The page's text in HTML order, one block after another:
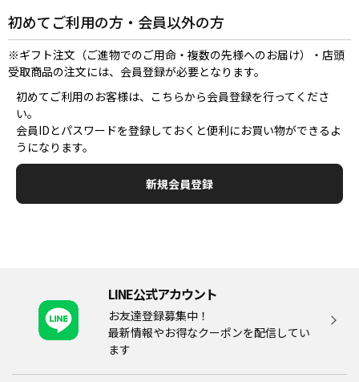
初めてご利用の方・会員以外の方
※ギフト注文（ご進物でのご用命・複数の先様へのお届け）・店頭
受取商品の注文には、会員登録が必要となります。
初めてご利用のお客様は、こちらから会員登録を行ってくださ
い。
会員IDとパスワードを登録しておくと便利にお買い物ができるよ
うになります。
LINE公式アカウント
お友達登録募集中！
最新情報やお得なクーポンを配信してい
ます